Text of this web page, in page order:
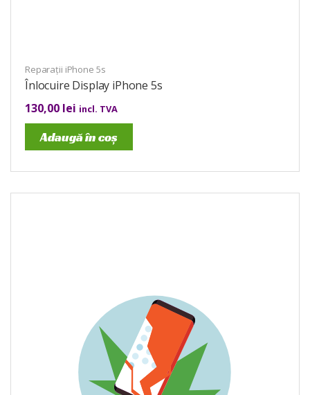
Reparații iPhone 5s
Înlocuire Display iPhone 5s
130,00 lei incl. TVA
Adaugă în coș